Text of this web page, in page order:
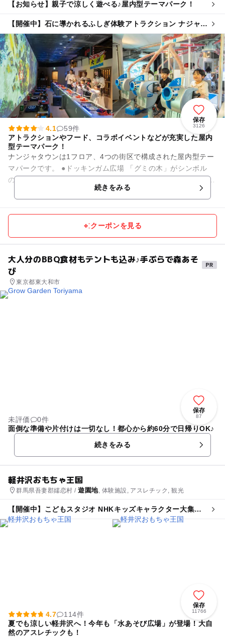
【お知らせ】親子で涼しく遊べる♪屋内型テーマパーク！
【開催中】石に導かれるふしぎ体験アトラクション ナジャヴ
保存
3126
4.1
59件
アトラクションやフード、コラボイベントなどが充実した屋内
型テーマパーク！
ナンジャタウンは1フロア、4つの街区で構成された屋内型テー
マパークです。 ●ドッキンガム広場 「グミの木」がシンボル
の、絵本の世界のような街。 街歩きのアトラクションが楽しめ
続きをみる
クーポンを見る
大人分のBBQ食材もテントも込み♪手ぶらで森あそ
び
東京都東大和市
保存
87
未評価
0件
面倒な準備や片付けは一切なし！都心から約60分で日帰りOK♪
続きをみる
軽井沢おもちゃ王国
群馬県吾妻郡嬬恋村 /遊園地, 体験施設, アスレチック, 観光
【開催中】こどもスタジオ NHKキッズキャラクター大集
合！
保存
11766
4.7
114件
夏でも涼しい軽井沢へ！今年も「水あそび広場」が登場！大自
然のアスレチックも！